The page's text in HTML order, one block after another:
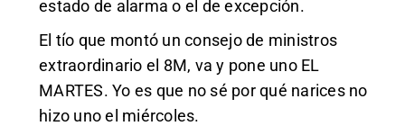
estado de alarma o el de excepción.
El tío que montó un consejo de ministros
extraordinario el 8M, va y pone uno EL
MARTES. Yo es que no sé por qué narices no
hizo uno el miércoles.